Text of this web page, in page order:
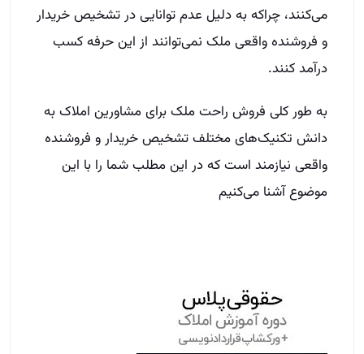
می‌کنند، چراکه به دلیل عدم توانایی در تشخیص خریدار
و فروشنده واقعی ملک نمی‌توانند از این حرفه کسب
درآمد کنند.
به طور کلی فروش راحت ملک برای مشاورین املاک به
دانش تکنیک‌های مختلف تشخیص خریدار و فروشنده
واقعی نیازمند است که در این مطلب شما را با این
موضوع آشنا می‌کنیم